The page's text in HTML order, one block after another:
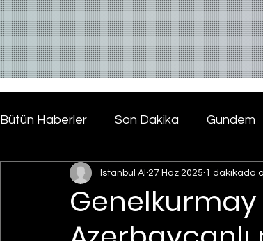
Bütün Haberler Son Dakika Gundem
Genelkurmay
Istanbul AI 27 Haz 2025 1 dakikada